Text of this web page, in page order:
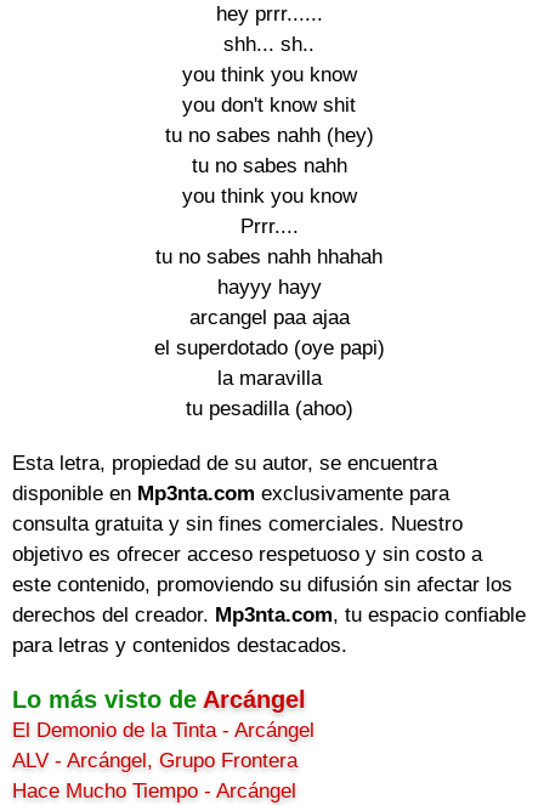
hey prrr......
shh... sh..
you think you know
you don't know shit
tu no sabes nahh (hey)
tu no sabes nahh
you think you know
Prrr....
tu no sabes nahh hhahah
hayyy hayy
arcangel paa ajaa
el superdotado (oye papi)
la maravilla
tu pesadilla (ahoo)
Esta letra, propiedad de su autor, se encuentra
disponible en Mp3nta.com exclusivamente para
consulta gratuita y sin fines comerciales. Nuestro
objetivo es ofrecer acceso respetuoso y sin costo a
este contenido, promoviendo su difusión sin afectar los
derechos del creador. Mp3nta.com, tu espacio confiable
para letras y contenidos destacados.
Lo más visto de Arcángel
El Demonio de la Tinta - Arcángel
ALV - Arcángel, Grupo Frontera
Hace Mucho Tiempo - Arcángel